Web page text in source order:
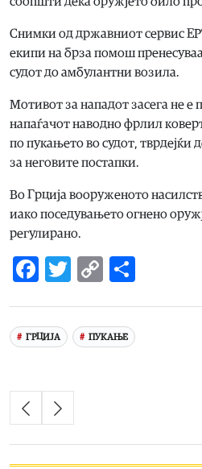
Снимки од државниот сервис
екипи на брза помош
судот до амбулантни возила.
Мотивот за нападот засега не е
напаѓачот наводно фрлил
по пукањето во судот, тврдејќи
за неговите постапки.
Во Грција вооруженото
иако поседувањето огнено
регулирано.
Facebook
Twitter
Copy
ГРЦИЈА ПУКАЊЕ